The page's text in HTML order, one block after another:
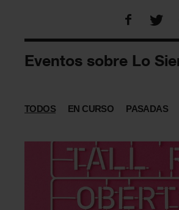
Eventos sobre Lo
TODOS EN CURSO PASADAS